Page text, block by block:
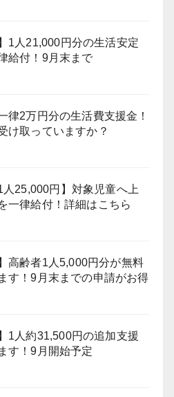
1人21,000円分の生活安定
給付！9月末まで
律2万円分の生活費支援金！
け取っていますか？
人25,000円】対象児童へ上
一律給付！詳細はこちら
高齢者1人5,000円分が無料
す！9月末までの申請がお得
1人約31,500円の追加支援
す！9月開始予定